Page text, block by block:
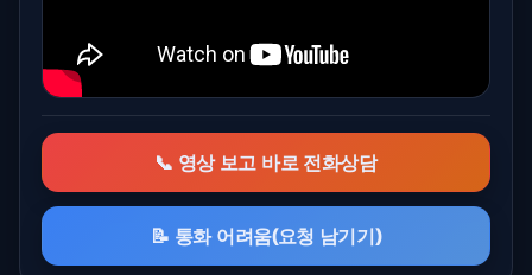
📞 영상 보고 바로 전화상담
📝 통화 어려움(요청 남기기)